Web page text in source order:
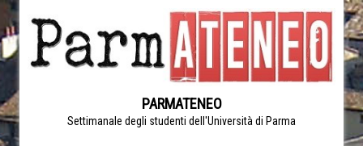
PARMATENEO
Settimanale degli studenti dell'Università di Parma